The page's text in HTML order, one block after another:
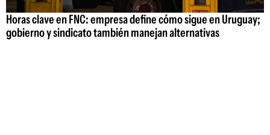
Horas clave en FNC: empresa define cómo sigue en Uruguay;
gobierno y sindicato también manejan alternativas